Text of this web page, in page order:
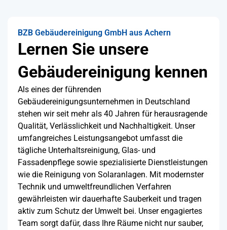
BZB Gebäudereinigung GmbH aus Achern
Lernen Sie unsere
Gebäudereinigung kennen
Als eines der führenden
Gebäudereinigungsunternehmen in Deutschland
stehen wir seit mehr als 40 Jahren für herausragende
Qualität, Verlässlichkeit und Nachhaltigkeit. Unser
umfangreiches Leistungsangebot umfasst die
tägliche Unterhaltsreinigung, Glas- und
Fassadenpflege sowie spezialisierte Dienstleistungen
wie die Reinigung von Solaranlagen. Mit modernster
Technik und umweltfreundlichen Verfahren
gewährleisten wir dauerhafte Sauberkeit und tragen
aktiv zum Schutz der Umwelt bei. Unser engagiertes
Team sorgt dafür, dass Ihre Räume nicht nur sauber,